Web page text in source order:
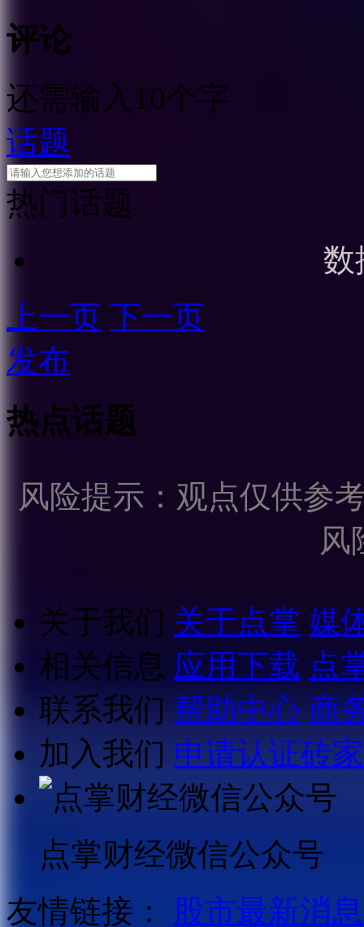
评论
还需输入10个字
话题
热门话题
数
上一页 下一页
发布
热点话题
风险提示：观点仅供参
风
关于我们 关于点掌 媒
相关信息 应用下载 点
联系我们 帮助中心 商
加入我们 申请认证砖家
点掌财经微信公众号
友情链接：
股市最新消息